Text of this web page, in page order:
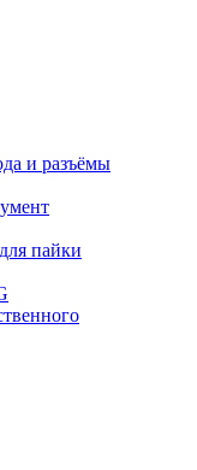
и разъёмы
пайки